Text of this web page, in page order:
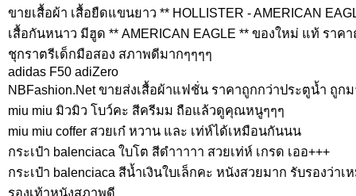
ขายเสื้อผ้า เสื้อยืดแขนยาว ** HOLLISTER - AMERICAN
เสื้อกันหนาว มีฮูด ** AMERICAN EAGLE ** ของใหม่ แท้ ราค
ชุกราตรีเด็กมือสอง สภาพดีมากๆๆๆๆ
adidas F50 adiZero
NBFashion.Net ขายส่งเสื้อผ้าแฟชั่น ราคาถูกกว่าประตูน้ำ ถูก
miu miu มิวมิว โบว์คะ สีครีมม ถือแล้วดูคุณหนูๆๆๆ
miu miu coffer สวยเก๋ หวาน และ เท่ห์ได้เหมือนกันนน
กระเป๋า balenciaca ใบโต สีดำาาาา สวยเท่ห์ เกรด เออ+++
กระเป๋า balenciaca สีน้ำเงินใบเล็กคะ หนังสวยมาก รับรองว่าเ
รองเท้าหนังสภาพดี